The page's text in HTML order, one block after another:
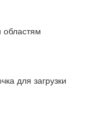
областям
для загрузки